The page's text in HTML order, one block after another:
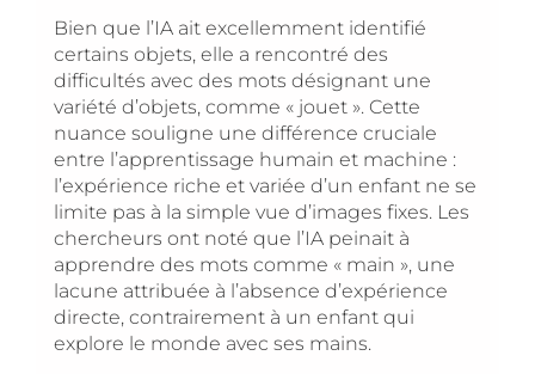
Bien que l’IA ait excellemment identifié
certains objets, elle a rencontré des
difficultés avec des mots désignant une
variété d’objets, comme « jouet ». Cette
nuance souligne une différence cruciale
entre l’apprentissage humain et machine :
l’expérience riche et variée d’un enfant ne se
limite pas à la simple vue d’images fixes. Les
chercheurs ont noté que l’IA peinait à
apprendre des mots comme « main », une
lacune attribuée à l’absence d’expérience
directe, contrairement à un enfant qui
explore le monde avec ses mains.